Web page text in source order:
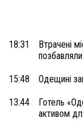
18:31
Втрачені
15:48 Одещині
13:44
Готель
активом